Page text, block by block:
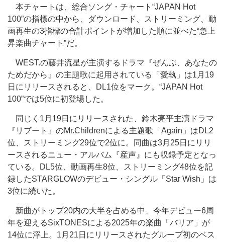
本チャートは、総合ソング・チャート“JAPAN Hot
100”の指標の中から、ダウンロード、ストリーミング、動
画再生の3指標の合計ポイントが増加した順に並べた“急上
昇楽曲チャート”だ。
WEST.の藤井流星が主演するドラマ『ぜんぶ、あなたの
ためだから』の主題歌に起用されている「愛執」は1月19
日にリリースされると、DL1位をマーク。“JAPAN Hot
100”では5位に初登場した。
同じく1月19日にリリースされた、鈴木亮平主演ドラマ
『リブート』のMr.Childrenによる主題歌「Again」はDL2
位、ストリーミング29位で2位に。同曲は3月25日にリリ
ースされるニュー・アルバム『産声』にも収録予定となっ
ている。DL5位、動画再生8位、ストリーミング48位を記
録したSTARGLOWのデビュー・シングル「Star Wish」は
3位に続いた。
新曲がトップ20内の大半を占める中、今年デビュー6周
年を迎えるSixTONESによる2025年の楽曲「バリア」が
14位に浮上。1月21日にリリースされたグループ初のベス